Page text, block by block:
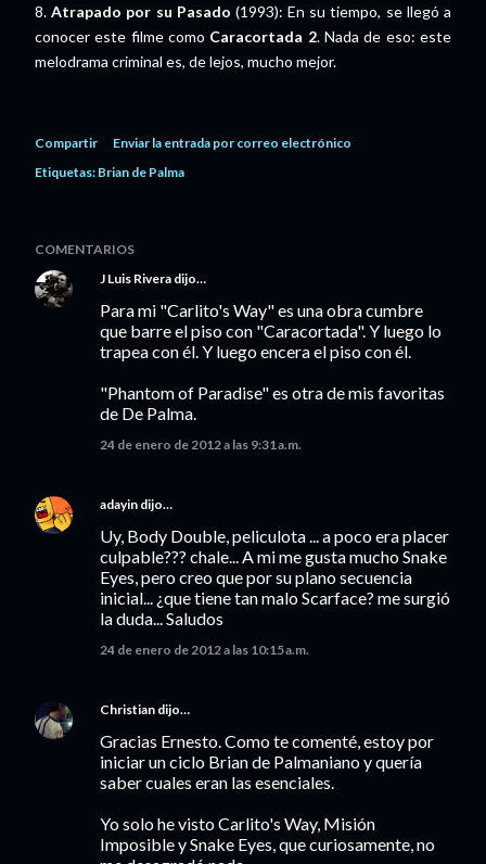
8.Atrapado por su Pasado (1993): En su tiempo, se llegó a
conocer este filme como Caracortada 2. Nada de eso: este
melodrama criminal es, de lejos, mucho mejor.
Compartir
Enviar la entrada por correo electrónico
Etiquetas: Brian de Palma
COMENTARIOS
J Luis Rivera dijo…
Para mi "Carlito's Way" es una obra cumbre
que barre el piso con "Caracortada". Y luego lo
trapea con él. Y luego encera el piso con él.
"Phantom of Paradise" es otra de mis favoritas
de De Palma.
24 de enero de 2012 a las 9:31 a.m.
adayin dijo…
Uy, Body Double, peliculota ... a poco era placer
culpable??? chale... A mi me gusta mucho Snake
Eyes, pero creo que por su plano secuencia
inicial... ¿que tiene tan malo Scarface? me surgió
la duda... Saludos
24 de enero de 2012 a las 10:15 a.m.
Christian dijo…
Gracias Ernesto. Como te comenté, estoy por
iniciar un ciclo Brian de Palmaniano y quería
saber cuales eran las esenciales.
Yo solo he visto Carlito's Way, Misión
Imposible y Snake Eyes, que curiosamente, no